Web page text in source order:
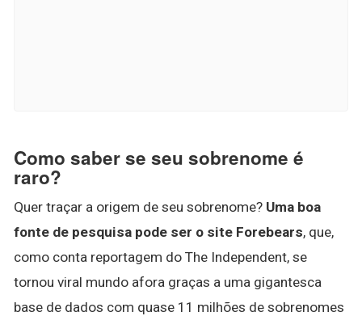
Como saber se seu sobrenome é
raro?
Quer traçar a origem de seu sobrenome? Uma boa
fonte de pesquisa pode ser o site Forebears, que,
como conta reportagem do The Independent, se
tornou viral mundo afora graças a uma gigantesca
base de dados com quase 11 milhões de sobrenomes